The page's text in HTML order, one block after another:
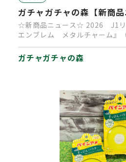
ガチャガチャの森【新商品
☆新商品ニュース☆ 2026 J1リ
エンブレム メタルチャーム』
定！ 発売時…
ガチャガチャの森